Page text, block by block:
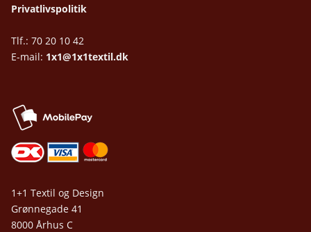
Privatlivspolitik
Tlf.: 70 20 10 42
E-mail: 1x1@1x1textil.dk
1+1 Textil og Design
Grønnegade 41
8000 Århus C